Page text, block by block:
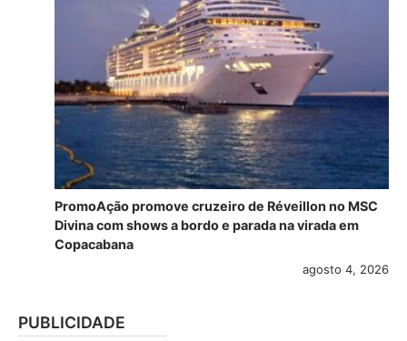
PromoAção promove cruzeiro de Réveillon no MSC
Divina com shows a bordo e parada na virada em
Copacabana
agosto 4, 2026
PUBLICIDADE